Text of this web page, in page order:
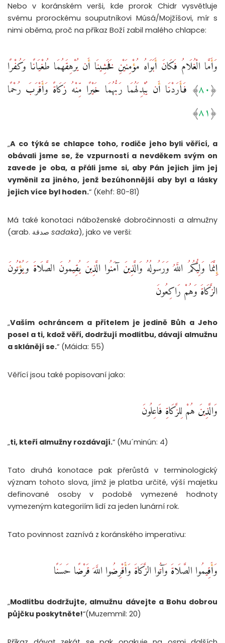
Nebo v koránském verši, kde prorok Chidr vysvětluje
svému prorockému souputníkovi Músá/Mojžíšovi, mír s
nimi oběma, proč na příkaz Boží zabil malého chlapce:
وَأَمَّا الْغُلَامُ فَكَانَ أَبَوَاهُ مُؤْمِنَيْنِ فَخَشِينَا أَن يُرْهِقَهُمَا طُغْيَانًا وَكُفْرًا
‎﴿٨٠﴾‏ فَأَرَدْنَا أَن يُبْدِلَهُمَا رَبُّهُمَا خَيْرًا مِّنْهُ زَكَاةً وَأَقْرَبَ رُحْمًا
„A co týká se chlapce toho, rodiče jeho byli věřící, a
obávali jsme se, že vzpurností a nevděkem svým on
zavede je oba, a přáli jsme si, aby Pán jejich jim jej
vyměnil za jiného, jenž bezúhonnější aby byl a lásky
jejich více byl hoden.“ (Kehf: 80-81)
Má také konotaci náboženské dobročinnosti a almužny
sadaka), jako ve verši:
إِنَّمَا وَلِيُّكُمُ اللَّهُ وَرَسُولُهُ وَالَّذِينَ آمَنُوا الَّذِينَ يُقِيمُونَ الصَّلَاةَ وَيُؤْتُونَ
الزَّكَاةَ وَهُمْ رَاكِعُونَ
„Vaším ochráncem a přítelem je jedině Bůh a Jeho
posel a ti, kdož věří, dodržují modlitbu, dávají almužnu
a sklánějí se.“ (Máida: 55)
Věřící jsou také popisovaní jako:
وَالَّذِينَ هُمْ لِلزَّكَاةِ فَاعِلُونَ
„ti, kteří almužny rozdávají.“ (Mu´minún: 4)
Tato druhá konotace pak přerůstá v terminologický
význam tohoto slova, jímž je platba určité, výší majetku
definované osoby v podobě vymezené hodnoty
vymezeným kategoriím lidí za jeden lunární rok.
Tato povinnost zaznívá z koránského imperativu:
وَأَقِيمُوا الصَّلَاةَ وَآتُوا الزَّكَاةَ وَأَقْرِضُوا اللَّهَ قَرْضًا حَسَنًا
„Modlitbu dodržujte, almužnu dávejte a Bohu dobrou
půjčku poskytněte!“(Muzemmil: 20)